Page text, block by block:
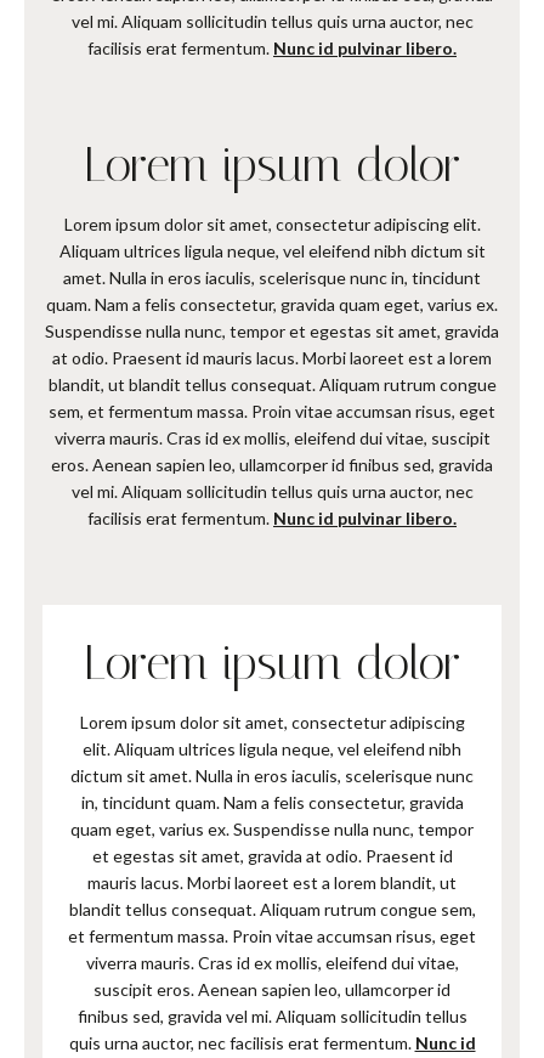
vel mi. Aliquam sollicitudin tellus quis urna auctor, nec
facilisis erat fermentum. Nunc id pulvinar libero.
Lorem ipsum dolor
Lorem ipsum dolor sit amet, consectetur adipiscing elit.
Aliquam ultrices ligula neque, vel eleifend nibh dictum sit
amet. Nulla in eros iaculis, scelerisque nunc in, tincidunt
quam. Nam a felis consectetur, gravida quam eget, varius ex.
Suspendisse nulla nunc, tempor et egestas sit amet, gravida
at odio. Praesent id mauris lacus. Morbi laoreet est a lorem
blandit, ut blandit tellus consequat. Aliquam rutrum congue
sem, et fermentum massa. Proin vitae accumsan risus, eget
viverra mauris. Cras id ex mollis, eleifend dui vitae, suscipit
eros. Aenean sapien leo, ullamcorper id finibus sed, gravida
vel mi. Aliquam sollicitudin tellus quis urna auctor, nec
facilisis erat fermentum. Nunc id pulvinar libero.
Lorem ipsum dolor
Lorem ipsum dolor sit amet, consectetur adipiscing
elit. Aliquam ultrices ligula neque, vel eleifend nibh
dictum sit amet. Nulla in eros iaculis, scelerisque nunc
in, tincidunt quam. Nam a felis consectetur, gravida
quam eget, varius ex. Suspendisse nulla nunc, tempor
et egestas sit amet, gravida at odio. Praesent id
mauris lacus. Morbi laoreet est a lorem blandit, ut
blandit tellus consequat. Aliquam rutrum congue sem,
et fermentum massa. Proin vitae accumsan risus, eget
viverra mauris. Cras id ex mollis, eleifend dui vitae,
suscipit eros. Aenean sapien leo, ullamcorper id
finibus sed, gravida vel mi. Aliquam sollicitudin tellus
quis urna auctor, nec facilisis erat fermentum. Nunc id